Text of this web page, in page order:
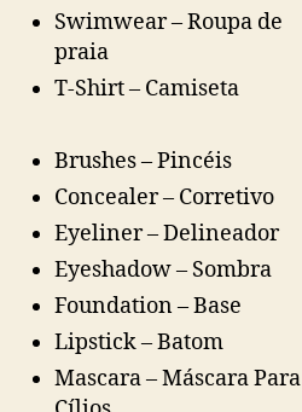
Swimwear – Roupa de
praia
T-Shirt – Camiseta
Brushes – Pincéis
Concealer – Corretivo
Eyeliner – Delineador
Eyeshadow – Sombra
Foundation – Base
Lipstick – Batom
Mascara – Máscara Para